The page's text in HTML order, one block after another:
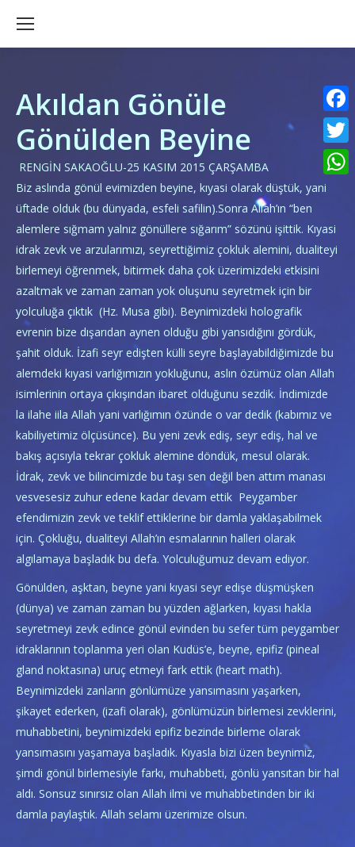
Akıldan Gönüle
Gönülden Beyine
RENGİN SAKAOĞLU-25 KASIM 2015 ÇARŞAMBA
Biz aslında gönül evimizden beyine, kıyasi olarak düştük, yani
üftade olduk (bu dünyada, esfeli safilin).Sonra Allah’ın “ben
alemlere sığmam yalnız gönüllere sığarım” sözünü işittik. Kıyasi
idrak zevk ve arzularımızı, seyrettiğimiz çokluk alemini, dualiteyi
birlemeyi öğrenmek, bitirmek daha çok üzerimizdeki etkisini
azaltmak ve zaman zaman yok oluşunu seyretmek için bir
yolculuğa çıktık (Hz. Musa gibi). Beynimizdeki holografik
evrenin bize dışarıdan aynen olduğu gibi yansıdığını gördük,
şahit olduk. İzafi seyr edişten külli seyre başlayabildiğimizde bu
alemdeki kıyasi varlığımızın yokluğunu, aslın özümüz olan Allah
isimlerinin ortaya çıkışından ibaret olduğunu sezdik. İndimizde
la ilahe iila Allah yani varlığımın özünde o var dedik (kabımız ve
kabiliyetimiz ölçüsünce). Bu yeni zevk ediş, seyr ediş, hal ve
bakış açısıyla tekrar çokluk alemine döndük, mesul olarak.
İdrak, zevk ve bilincimizde bu taşı sen değil ben attım manası
vesvesesiz zuhur edene kadar devam ettik Peygamber
efendimizin zevk ve teklif ettiklerine bir damla yaklaşabilmek
için. Çokluğu, dualiteyi Allah’ın esmalarının halleri olarak
algılamaya başladık bu defa. Yolculuğumuz devam ediyor.
Gönülden, aşktan, beyne yani kıyasi seyr edişe düşmüşken
(dünya) ve zaman zaman bu yüzden ağlarken, kıyası hakla
seyretmeyi zevk edince gönül evinden bu sefer tüm peygamber
idraklarının toplanma yeri olan Kudüs’e, beyne, epifiz (pineal
gland noktasına) uruç etmeyi fark ettik (heart math).
Beynimizdeki zanların gönlümüze yansımasını yaşarken,
şikayet ederken, (izafi olarak), gönlümüzün birlemesi zevklerini,
muhabbetini, beynimizdeki epifiz bezinde birleme olarak
yansımasını yaşamaya başladık. Kıyasla bizi üzen beynimiz,
şimdi gönül birlemesiyle farkı, muhabbeti, gönlü yansıtan bir hal
aldı. Sonsuz sınırsız olan Allah ilmi ve muhabbetinden bir iki
damla paylaştık. Allah selamı üzerimize olsun.